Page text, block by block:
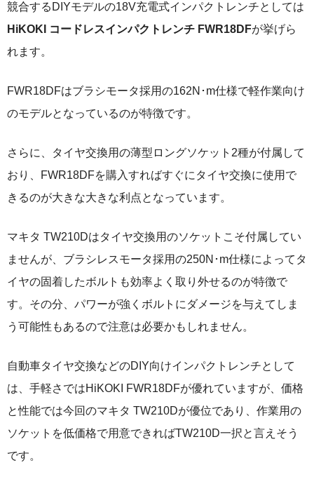
競合するDIYモデルの18V充電式インパクトレンチとしては
HiKOKI コードレスインパクトレンチ FWR18DFが挙げら
れます。
FWR18DFはブラシモータ採用の162N･m仕様で軽作業向け
のモデルとなっているのが特徴です。
さらに、タイヤ交換用の薄型ロングソケット2種が付属して
おり、FWR18DFを購入すればすぐにタイヤ交換に使用で
きるのが大きな大きな利点となっています。
マキタ TW210Dはタイヤ交換用のソケットこそ付属してい
ませんが、ブラシレスモータ採用の250N･m仕様によってタ
イヤの固着したボルトも効率よく取り外せるのが特徴で
す。その分、パワーが強くボルトにダメージを与えてしま
う可能性もあるので注意は必要かもしれません。
自動車タイヤ交換などのDIY向けインパクトレンチとして
は、手軽さではHiKOKI FWR18DFが優れていますが、価格
と性能では今回のマキタ TW210Dが優位であり、作業用の
ソケットを低価格で用意できればTW210D一択と言えそう
です。